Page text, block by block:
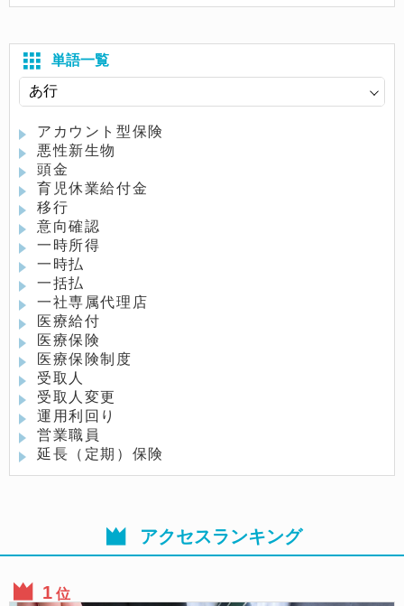
単語一覧
アカウント型保険
悪性新生物
頭金
育児休業給付金
移行
意向確認
一時所得
一時払
一括払
一社専属代理店
医療給付
医療保険
医療保険制度
受取人
受取人変更
運用利回り
営業職員
延長（定期）保険
アクセスランキング
位